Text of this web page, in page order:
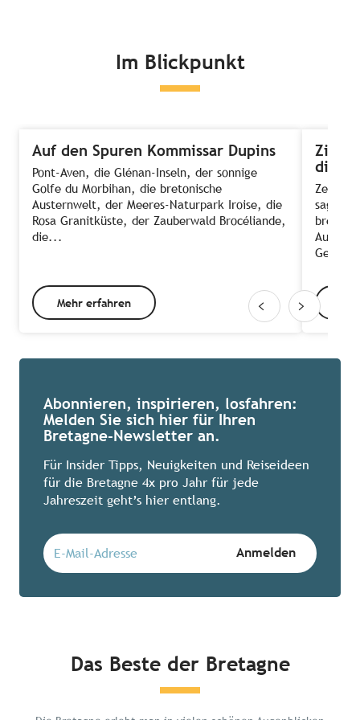
Im Blickpunkt
Auf den Spuren Kommissar Dupins
Pont-Aven, die Glénan-Inseln, der sonnige
Golfe du Morbihan, die bretonische
Austernwelt, der Meeres-Naturpark Iroise, die
Rosa Granitküste, der Zauberwald Brocéliande,
die...
Mehr erfahren
die
Zeit,
sagt
Gehen
Abonnieren, inspirieren, losfahren:
Melden Sie sich hier für Ihren
Bretagne-Newsletter an.
Für Insider Tipps, Neuigkeiten und Reiseideen
für die Bretagne 4x pro Jahr für jede
Jahreszeit geht’s hier entlang.
Das Beste der Bretagne
Chillen in der Bretagne